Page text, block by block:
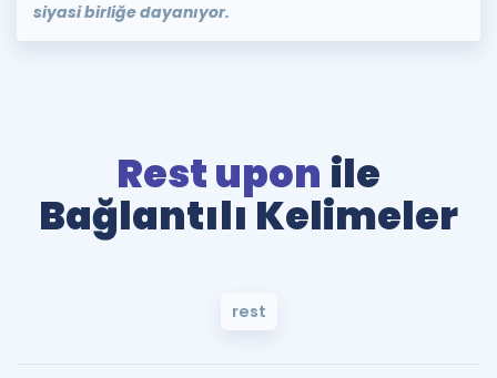
siyasi birliğe dayanıyor.
Rest upon ile
Bağlantılı Kelimeler
rest